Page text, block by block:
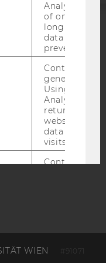
WIEN #91071
Analytics a
of once per
long as it is
data
prevented.
Contains a
generated
Using this
Analytics can
returning
website and
data from
visits.
Contains
website read
cookie.